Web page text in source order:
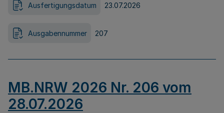
Ausfertigungsdatum 23.07.2026
Ausgabennummer 207
MB.NRW 2026 Nr. 206 vom
28.07.2026